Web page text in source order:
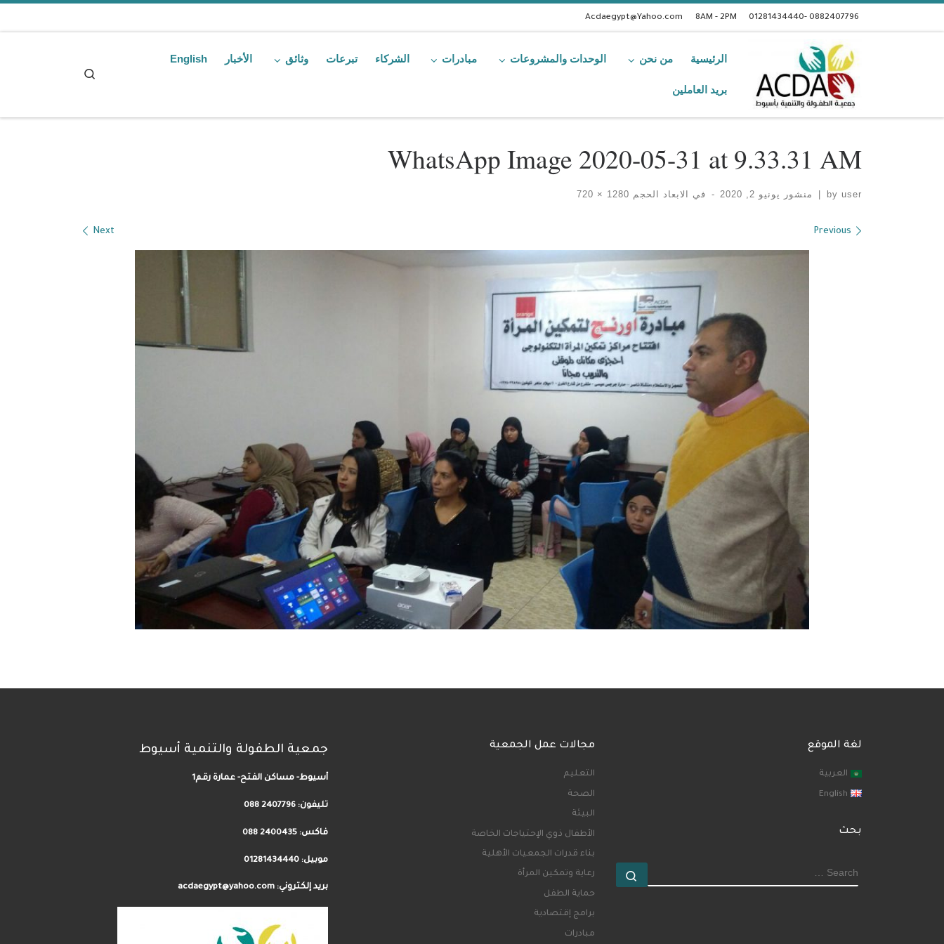
0882407796 -01281434440
8AM - 2PM
Acdaegypt@Yahoo.com
الرئيسية من نحن الوحدات والمشروعات مبادرات الشركاء تبرعات وثائق الأخبار English
بريد العاملين
WhatsApp Image 2020-05-31 at 9.33.31 AM
by user منشور يونيو 2, 2020 - في الابعاد الحجم
Images navigation
Previous
Next
لغة الموقع
العربية
English
بحث
SEARCH
Search …
مجالات عمل الجمعية
التعليم
الصحة
البيئة
الأطفال ذوي الإحتياجات الخاصة
بناء قدرات الجمعيات الأهلية
رعاية وتمكين المرأة
حماية الطفل
برامج إقتصادية
مبادرات
جمعية الطفولة والتنمية أسيوط
أسيوط- مساكن الفتح- عمارة رقم1
تليفون: 2407796 088
فاكس: 2400435 088
موبيل: 01281434440
بريد إلكتروني: acdaegypt@yahoo.com